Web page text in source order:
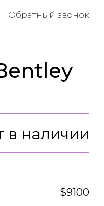
Обратный звонок
в наличии
$9100